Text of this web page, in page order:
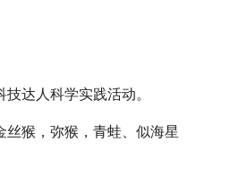
达人科学实践活动。
猴，弥猴，青蛙、似海星